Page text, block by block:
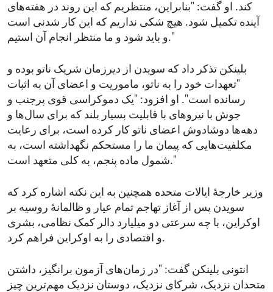
کند. او گفت: "بنابراین، منتظریم که این روند در هفته‌های‌
آینده تکمیل شود. هیچ شکی نداریم که این کار شدنی است
و باید شود و ما منتظر انجام آن استیم."
بلینکن تذکر داد که سویدن از دیرزمان شریک ناتو بوده و
"تعهدات خود را به ناتو، ماموریت و اعضای آن به اثبات
رسانده است". او افزود: "یک دموکراسی قوی پرجنب و
جوش با نیروهای با قابلیت بسیار بلند که برای سال‌ها و
دهه‌ها دوشادوش اعضای ناتو کار کرده است، برای رعایت
مکلفیت‌هایی که پیمان ما را مستحکم نگهداشته است، به
شمول ماده پنجم، به کلی متعهد است."
وزیر خارجهٔ ایالات متحده همچنین به این نکته اشاره کرد که
سویدن پس از آغاز تهاجم تمام عیار و ظالمانهٔ روسیه بر
اوکراین، با چه سرعتی دو میلیارد دالر کمک نظامی،‌ بشری
و اقتصادی را به اوکراین فراهم کرد.
انتونی بلینکن گفت: "در زمان‌های آزمون برانگیز، داشتن
متحدان نزدیک، شرکای نزدیک،‌ دوستان نزدیک مهم‌ترین چیز